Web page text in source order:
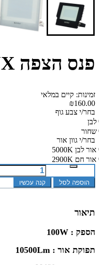
פנס הצפה 100W LUX
זמינות: קיים במלאי
₪160.00
בחר/י צבע גוף
לבן
שחור
בחר/י גוון אור
אור לבן 5000K
אור חם 2900K
הוספה לסל קנה עכשיו
תיאור
הספק : 100W
תפוקת אור : 10500Lm